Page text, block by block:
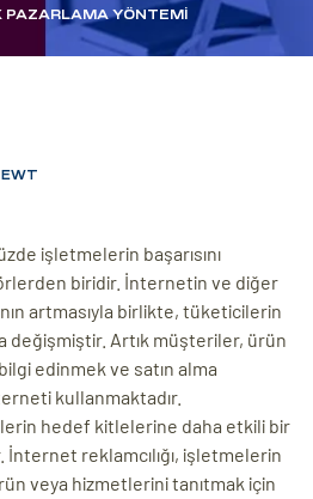
PAZARLAMA YÖNTEMI
EWT
işletmelerin başarısını
biridir. İnternetin ve diğer
artmasıyla birlikte, tüketicilerin
değişmiştir. Artık müşteriler, ürün
edinmek ve satın alma
kullanmaktadır.
hedef kitlelerine daha etkili bir
İnternet reklamcılığı, işletmelerin
veya hizmetlerini tanıtmak için